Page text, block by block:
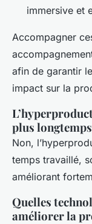
immersive et
Accompagner
afin de garantir
impact sur la
plus
Non,
temps travaillé,
améliorant
Quelles
améliorer la